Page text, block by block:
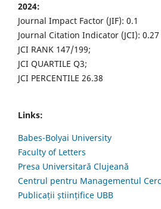
2024:
Journal Impact Factor (JIF): 0.1
Journal Citation Indicator (JCI): 0.27
JCI RANK 147/199;
JCI QUARTILE Q3;
JCI PERCENTILE 26.38
Links:
Babes-Bolyai University
Faculty of Letters
Presa Universitară Clujeană
Centrul pentru Managementul
Publicații științifice UBB